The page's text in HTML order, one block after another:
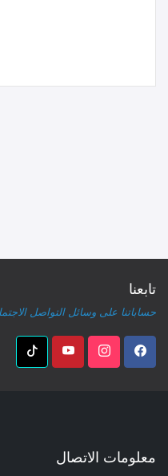
تابعنا
حساباتنا على وسائل التواصل
معلومات الاتصال